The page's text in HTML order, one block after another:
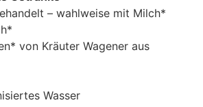
– wahlweise mit Milch*
von Kräuter Wagener aus
Wasser